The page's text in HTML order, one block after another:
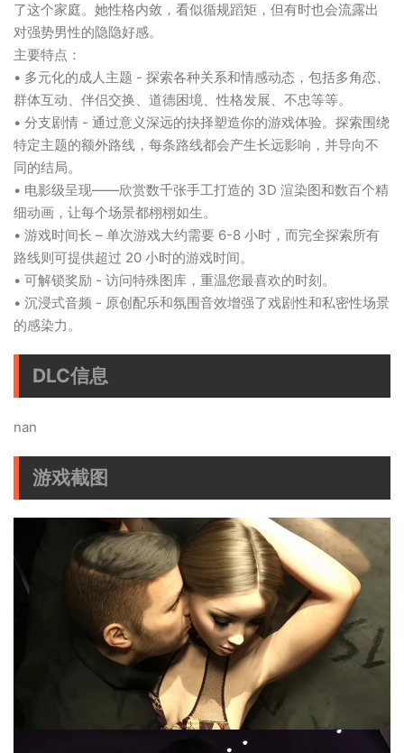
了这个家庭。她性格内敛，看似循规蹈矩，但有时也会流露出
对强势男性的隐隐好感。
主要特点：
• 多元化的成人主题 - 探索各种关系和情感动态，包括多角恋、
群体互动、伴侣交换、道德困境、性格发展、不忠等等。
• 分支剧情 - 通过意义深远的抉择塑造你的游戏体验。探索围绕
特定主题的额外路线，每条路线都会产生长远影响，并导向不
同的结局。
• 电影级呈现——欣赏数千张手工打造的 3D 渲染图和数百个精
细动画，让每个场景都栩栩如生。
• 游戏时间长 – 单次游戏大约需要 6-8 小时，而完全探索所有
路线则可提供超过 20 小时的游戏时间。
• 可解锁奖励 - 访问特殊图库，重温您最喜欢的时刻。
• 沉浸式音频 - 原创配乐和氛围音效增强了戏剧性和私密性场景
的感染力。
DLC信息
nan
游戏截图